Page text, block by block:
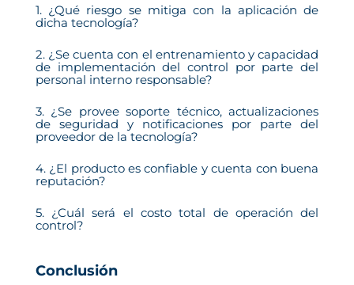
1. ¿Qué riesgo se mitiga con la aplicación de
dicha tecnología?
2. ¿Se cuenta con el entrenamiento y capacidad
de implementación del control por parte del
personal interno responsable?
3. ¿Se provee soporte técnico, actualizaciones
de seguridad y notificaciones por parte del
proveedor de la tecnología?
4. ¿El producto es confiable y cuenta con buena
reputación?
5. ¿Cuál será el costo total de operación del
control?
Conclusión